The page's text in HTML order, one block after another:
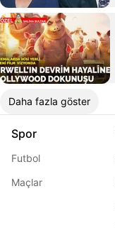
Daha fazla göster
Spor
Futbol
Maçlar